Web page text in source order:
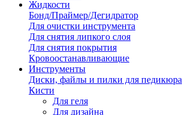
Жидкости
Бонд/Праймер/Дегидратор
Для очистки инструмента
Для снятия липкого слоя
Для снятия покрытия
Кровоостанавливающие
Инструменты
Диски, файлы и пилки для педикюра
Кисти
Для геля
Для дизайна